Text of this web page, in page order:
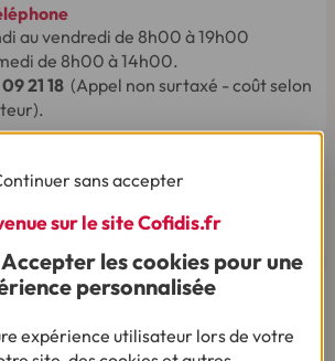
au vendredi de 8h00 à 19h00
de 8h00 à 14h00.
21 18 (Appel non surtaxé - coût selon
Par mail
êtes sourd ou malentendant
par écrit ou en Langue Des Signes
sans accepter
sur le site Cofidis.fr
les cookies pour une
personnalisée
expérience utilisateur lors de votre